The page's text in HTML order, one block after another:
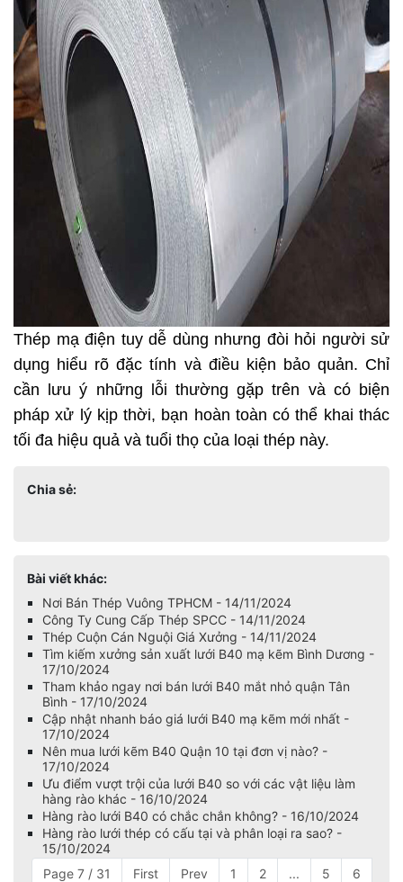
Thép mạ điện tuy dễ dùng nhưng đòi hỏi người sử
dụng hiểu rõ đặc tính và điều kiện bảo quản. Chỉ
cần lưu ý những lỗi thường gặp trên và có biện
pháp xử lý kịp thời, bạn hoàn toàn có thể khai thác
tối đa hiệu quả và tuổi thọ của loại thép này.
Chia sẻ:
Bài viết khác:
Nơi Bán Thép Vuông TPHCM - 14/11/2024
Công Ty Cung Cấp Thép SPCC - 14/11/2024
Thép Cuộn Cán Nguội Giá Xưởng - 14/11/2024
Tìm kiếm xưởng sản xuất lưới B40 mạ kẽm Bình Dương -
17/10/2024
Tham khảo ngay nơi bán lưới B40 mắt nhỏ quận Tân
Bình - 17/10/2024
Cập nhật nhanh báo giá lưới B40 mạ kẽm mới nhất -
17/10/2024
Nên mua lưới kẽm B40 Quận 10 tại đơn vị nào? -
17/10/2024
Ưu điểm vượt trội của lưới B40 so với các vật liệu làm
hàng rào khác - 16/10/2024
Hàng rào lưới B40 có chắc chắn không? - 16/10/2024
Hàng rào lưới thép có cấu tại và phân loại ra sao? -
15/10/2024
Page 7 / 31
First Prev 1 2 ... 5 6